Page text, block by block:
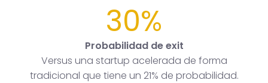
30%
Probabilidad de exit
Versus una startup acelerada de forma
tradicional que tiene un 21% de probabilidad.